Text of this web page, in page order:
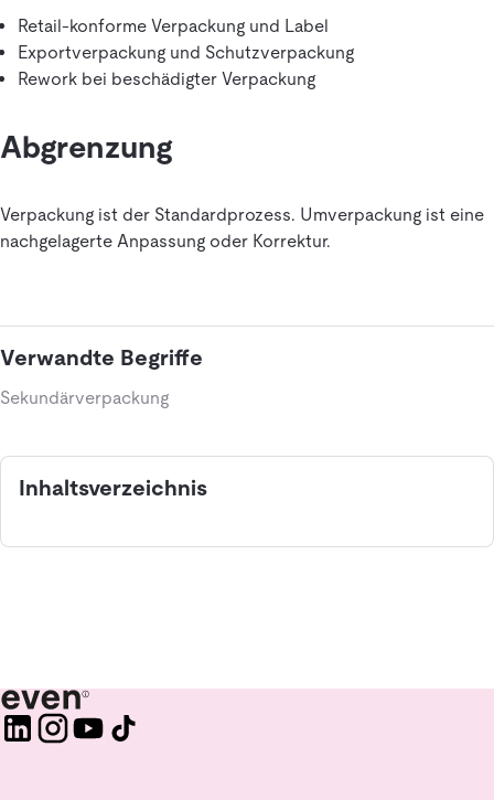
Retail-konforme Verpackung und Label
Exportverpackung und Schutzverpackung
Rework bei beschädigter Verpackung
Abgrenzung
Verpackung ist der Standardprozess. Umverpackung ist eine
nachgelagerte Anpassung oder Korrektur.
Verwandte Begriffe
Sekundärverpackung
Inhaltsverzeichnis